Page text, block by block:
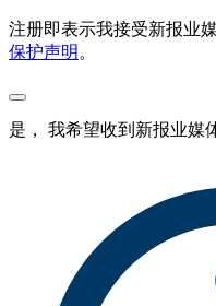
注册即表示我接受新报业
保护声明 。
是， 我希望收到新报业媒